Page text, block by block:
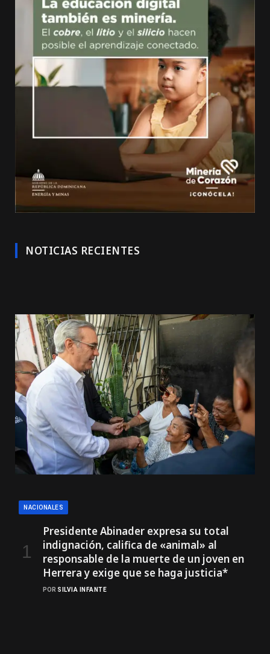
NOTICIAS RECIENTES
NACIONALES
Presidente Abinader expresa su total
indignación, califica de «animal» al
responsable de la muerte de un joven en
Herrera y exige que se haga justicia*
POR SILVIA INFANTE